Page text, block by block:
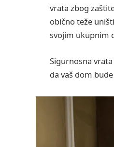
vrata zbog
obično teže
svojim ukupnim
Sigurnosna
da vaš dom